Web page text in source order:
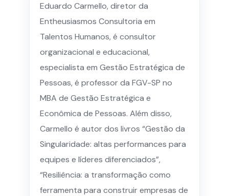
Eduardo Carmello, diretor da
Entheusiasmos Consultoria em
Talentos Humanos, é consultor
organizacional e educacional,
especialista em Gestão Estratégica de
Pessoas, é professor da FGV-SP no
MBA de Gestão Estratégica e
Econômica de Pessoas. Além disso,
Carmello é autor dos livros “Gestão da
Singularidade: altas performances para
equipes e líderes diferenciados”,
“Resiliência: a transformação como
ferramenta para construir empresas de